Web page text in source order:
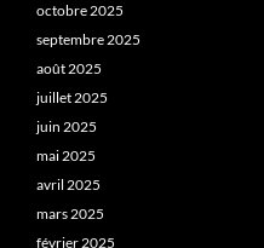
octobre 2025
septembre 2025
août 2025
juillet 2025
juin 2025
mai 2025
avril 2025
mars 2025
février 2025